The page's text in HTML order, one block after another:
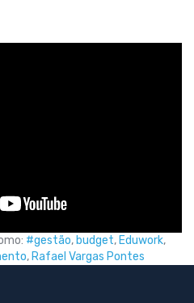
#gestão,budget,Eduwork,
,Rafael Vargas Pontes